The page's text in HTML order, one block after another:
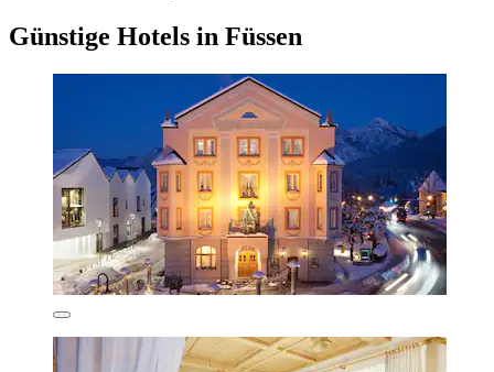
Günstige Hotels in Füssen